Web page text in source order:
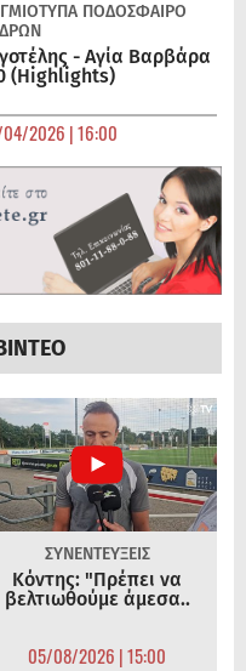
ΠΟΔΌΣΦΑΙΡΟ
- Αγία Βαρβάρα
(Highlights)
2026 | 16:00
ΣΥΝΕΝΤΕΥΞΕΙΣ
Κόντης: "Πρέπει να
βελτιωθούμε άμεσα..
05/08/2026 | 15:00